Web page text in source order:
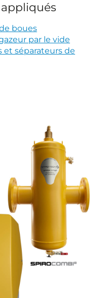
boues
par le vide
et séparateurs de